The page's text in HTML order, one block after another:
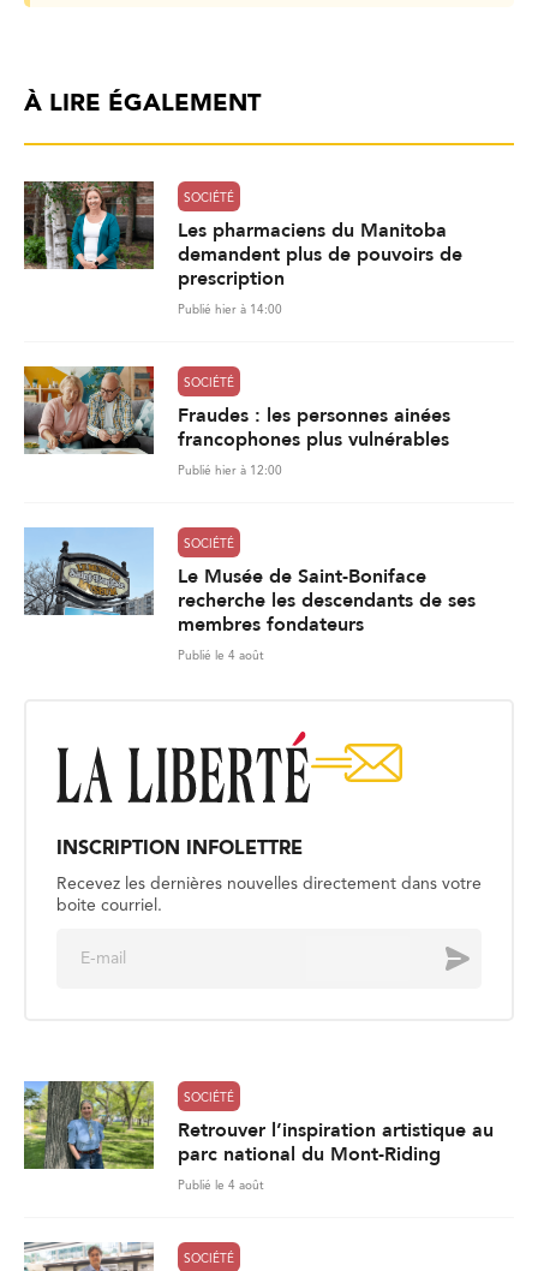
À LIRE ÉGALEMENT
SOCIÉTÉ
Les pharmaciens du Manitoba
demandent plus de pouvoirs de
prescription
Publié hier à 14:00
SOCIÉTÉ
Fraudes : les personnes ainées
francophones plus vulnérables
Publié hier à 12:00
SOCIÉTÉ
Le Musée de Saint-Boniface
recherche les descendants de ses
membres fondateurs
Publié le 4 août
INSCRIPTION INFOLETTRE
Recevez les dernières nouvelles directement dans votre
boite courriel.
Envoyer
SOCIÉTÉ
Retrouver l’inspiration artistique au
parc national du Mont-Riding
Publié le 4 août
SOCIÉTÉ